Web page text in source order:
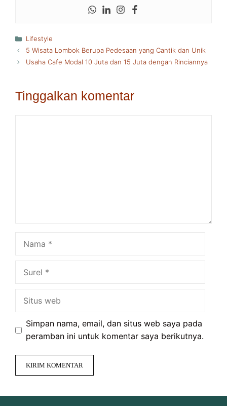
Kategori
Lifestyle
5 Wisata Lombok Berupa Pedesaan yang Cantik dan Unik
Usaha Cafe Modal 10 Juta dan 15 Juta dengan Rinciannya
Tinggalkan komentar
Simpan nama, email, dan situs web saya pada
peramban ini untuk komentar saya berikutnya.